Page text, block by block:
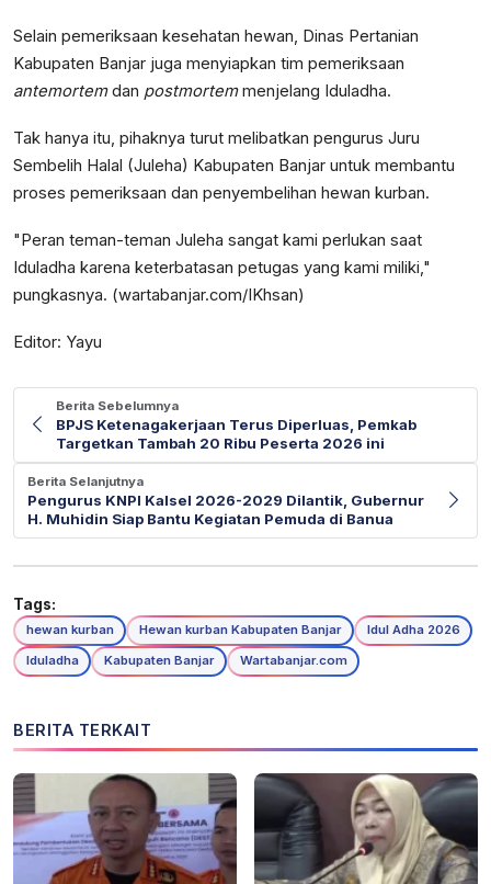
Selain pemeriksaan kesehatan hewan, Dinas Pertanian
Kabupaten Banjar juga menyiapkan tim pemeriksaan
antemortemdan postmortemmenjelang Iduladha.
Tak hanya itu, pihaknya turut melibatkan pengurus Juru
Sembelih Halal (Juleha) Kabupaten Banjar untuk membantu
proses pemeriksaan dan penyembelihan hewan kurban.
"Peran teman-teman Juleha sangat kami perlukan saat
Iduladha karena keterbatasan petugas yang kami miliki,"
pungkasnya. (wartabanjar.com/IKhsan)
Editor: Yayu
Berita Sebelumnya
BPJS Ketenagakerjaan Terus Diperluas, Pemkab
Targetkan Tambah 20 Ribu Peserta 2026 ini
Berita Selanjutnya
Pengurus KNPI Kalsel 2026-2029 Dilantik, Gubernur
H. Muhidin Siap Bantu Kegiatan Pemuda di Banua
Tags:
hewan kurban Hewan kurban Kabupaten Banjar
Idul Adha 2026
Iduladha
Kabupaten Banjar Wartabanjar.com
BERITA TERKAIT